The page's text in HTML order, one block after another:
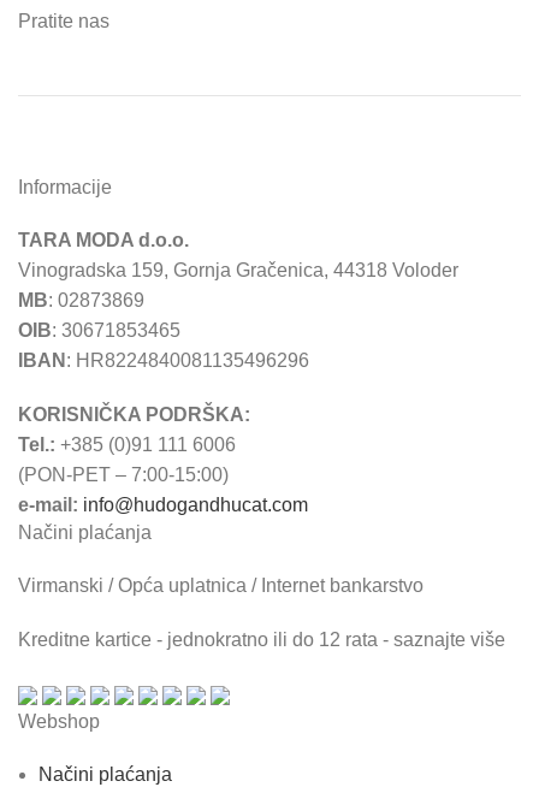
Pratite nas
Informacije
TARA MODA d.o.o.
Vinogradska 159, Gornja Gračenica, 44318 Voloder
MB: 02873869
OIB: 30671853465
IBAN : HR8224840081135496296
KORISNIČKA PODRŠKA:
Tel.: +385 (0)91 111 6006
(PON-PET – 7:00-15:00)
e-mail: info@hudogandhucat.com
Načini plaćanja
Virmanski / Opća uplatnica / Internet bankarstvo
Kreditne kartice - jednokratno ili do 12 rata - saznajte više
Webshop
Načini plaćanja